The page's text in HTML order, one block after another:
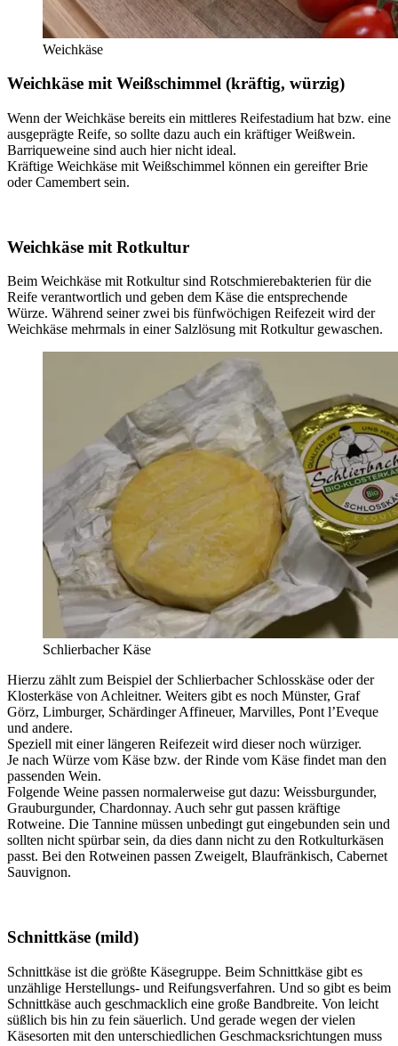
Weichkäse
Weichkäse mit Weißschimmel (kräftig, würzig)
Wenn der Weichkäse bereits ein mittleres Reifestadium hat bzw. eine
ausgeprägte Reife, so sollte dazu auch ein kräftiger Weißwein.
Barriqueweine sind auch hier nicht ideal.
Kräftige Weichkäse mit Weißschimmel können ein gereifter Brie
oder Camembert sein.
Weichkäse mit Rotkultur
Beim Weichkäse mit Rotkultur sind Rotschmierebakterien für die
Reife verantwortlich und geben dem Käse die entsprechende
Würze. Während seiner zwei bis fünfwöchigen Reifezeit wird der
Weichkäse mehrmals in einer Salzlösung mit Rotkultur gewaschen.
Schlierbacher Käse
Hierzu zählt zum Beispiel der Schlierbacher Schlosskäse oder der
Klosterkäse von Achleitner. Weiters gibt es noch Münster, Graf
Görz, Limburger, Schärdinger Affineuer, Marvilles, Pont l’Eveque
und andere.
Speziell mit einer längeren Reifezeit wird dieser noch würziger.
Je nach Würze vom Käse bzw. der Rinde vom Käse findet man den
passenden Wein.
Folgende Weine passen normalerweise gut dazu: Weissburgunder,
Grauburgunder, Chardonnay. Auch sehr gut passen kräftige
Rotweine. Die Tannine müssen unbedingt gut eingebunden sein und
sollten nicht spürbar sein, da dies dann nicht zu den Rotkulturkäsen
passt. Bei den Rotweinen passen Zweigelt, Blaufränkisch, Cabernet
Sauvignon.
Schnittkäse (mild)
Schnittkäse ist die größte Käsegruppe. Beim Schnittkäse gibt es
unzählige Herstellungs- und Reifungsverfahren. Und so gibt es beim
Schnittkäse auch geschmacklich eine große Bandbreite. Von leicht
süßlich bis hin zu fein säuerlich. Und gerade wegen der vielen
Käsesorten mit den unterschiedlichen Geschmacksrichtungen muss